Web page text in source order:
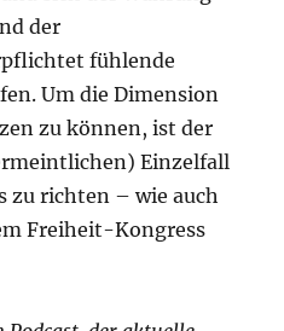
der
fühlende
Um die Dimension
zu können, ist der
Einzelfall
zu richten – wie auch
Freiheit-Kongress